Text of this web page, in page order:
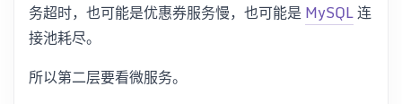
务超时，也可能是优惠券服务慢，也可能是MySQL连
接池耗尽。
所以第二层要看微服务。